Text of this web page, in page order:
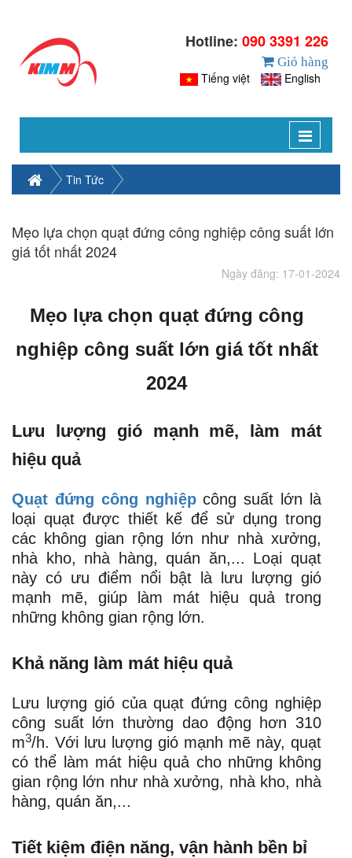
Hotline: 090 3391 226
Giỏ hàng
Tiếng việt English
Toggle
Tin Tức
Mẹo lựa chọn quạt đứng công nghiệp công suất lớn
giá tốt nhất 2024
Ngày đăng: 17-01-2024
Mẹo lựa chọn quạt đứng công
nghiệp công suất lớn giá tốt nhất
2024
Lưu lượng gió mạnh mẽ, làm mát
hiệu quả
Quạt đứng công nghiệpcông suất lớn là
loại quạt được thiết kế để sử dụng trong
các không gian rộng lớn như nhà xưởng,
nhà kho, nhà hàng, quán ăn,... Loại quạt
này có ưu điểm nổi bật là lưu lượng gió
mạnh mẽ, giúp làm mát hiệu quả trong
những không gian rộng lớn.
Khả năng làm mát hiệu quả
Lưu lượng gió của quạt đứng công nghiệp
công suất lớn thường dao động hơn 310
m3/h. Với lưu lượng gió mạnh mẽ này, quạt
có thể làm mát hiệu quả cho những không
gian rộng lớn như nhà xưởng, nhà kho, nhà
hàng, quán ăn,...
Tiết kiệm điện năng, vận hành bền bỉ